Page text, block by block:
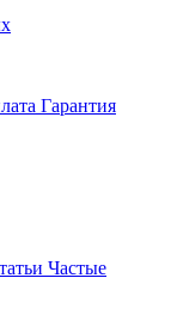
Гарантия
Частые